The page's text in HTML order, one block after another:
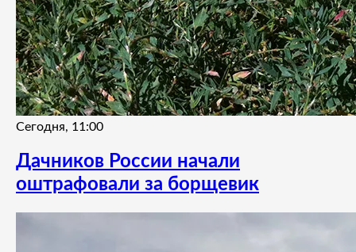
Сегодня, 11:00
Дачников России начали
оштрафовали за борщевик